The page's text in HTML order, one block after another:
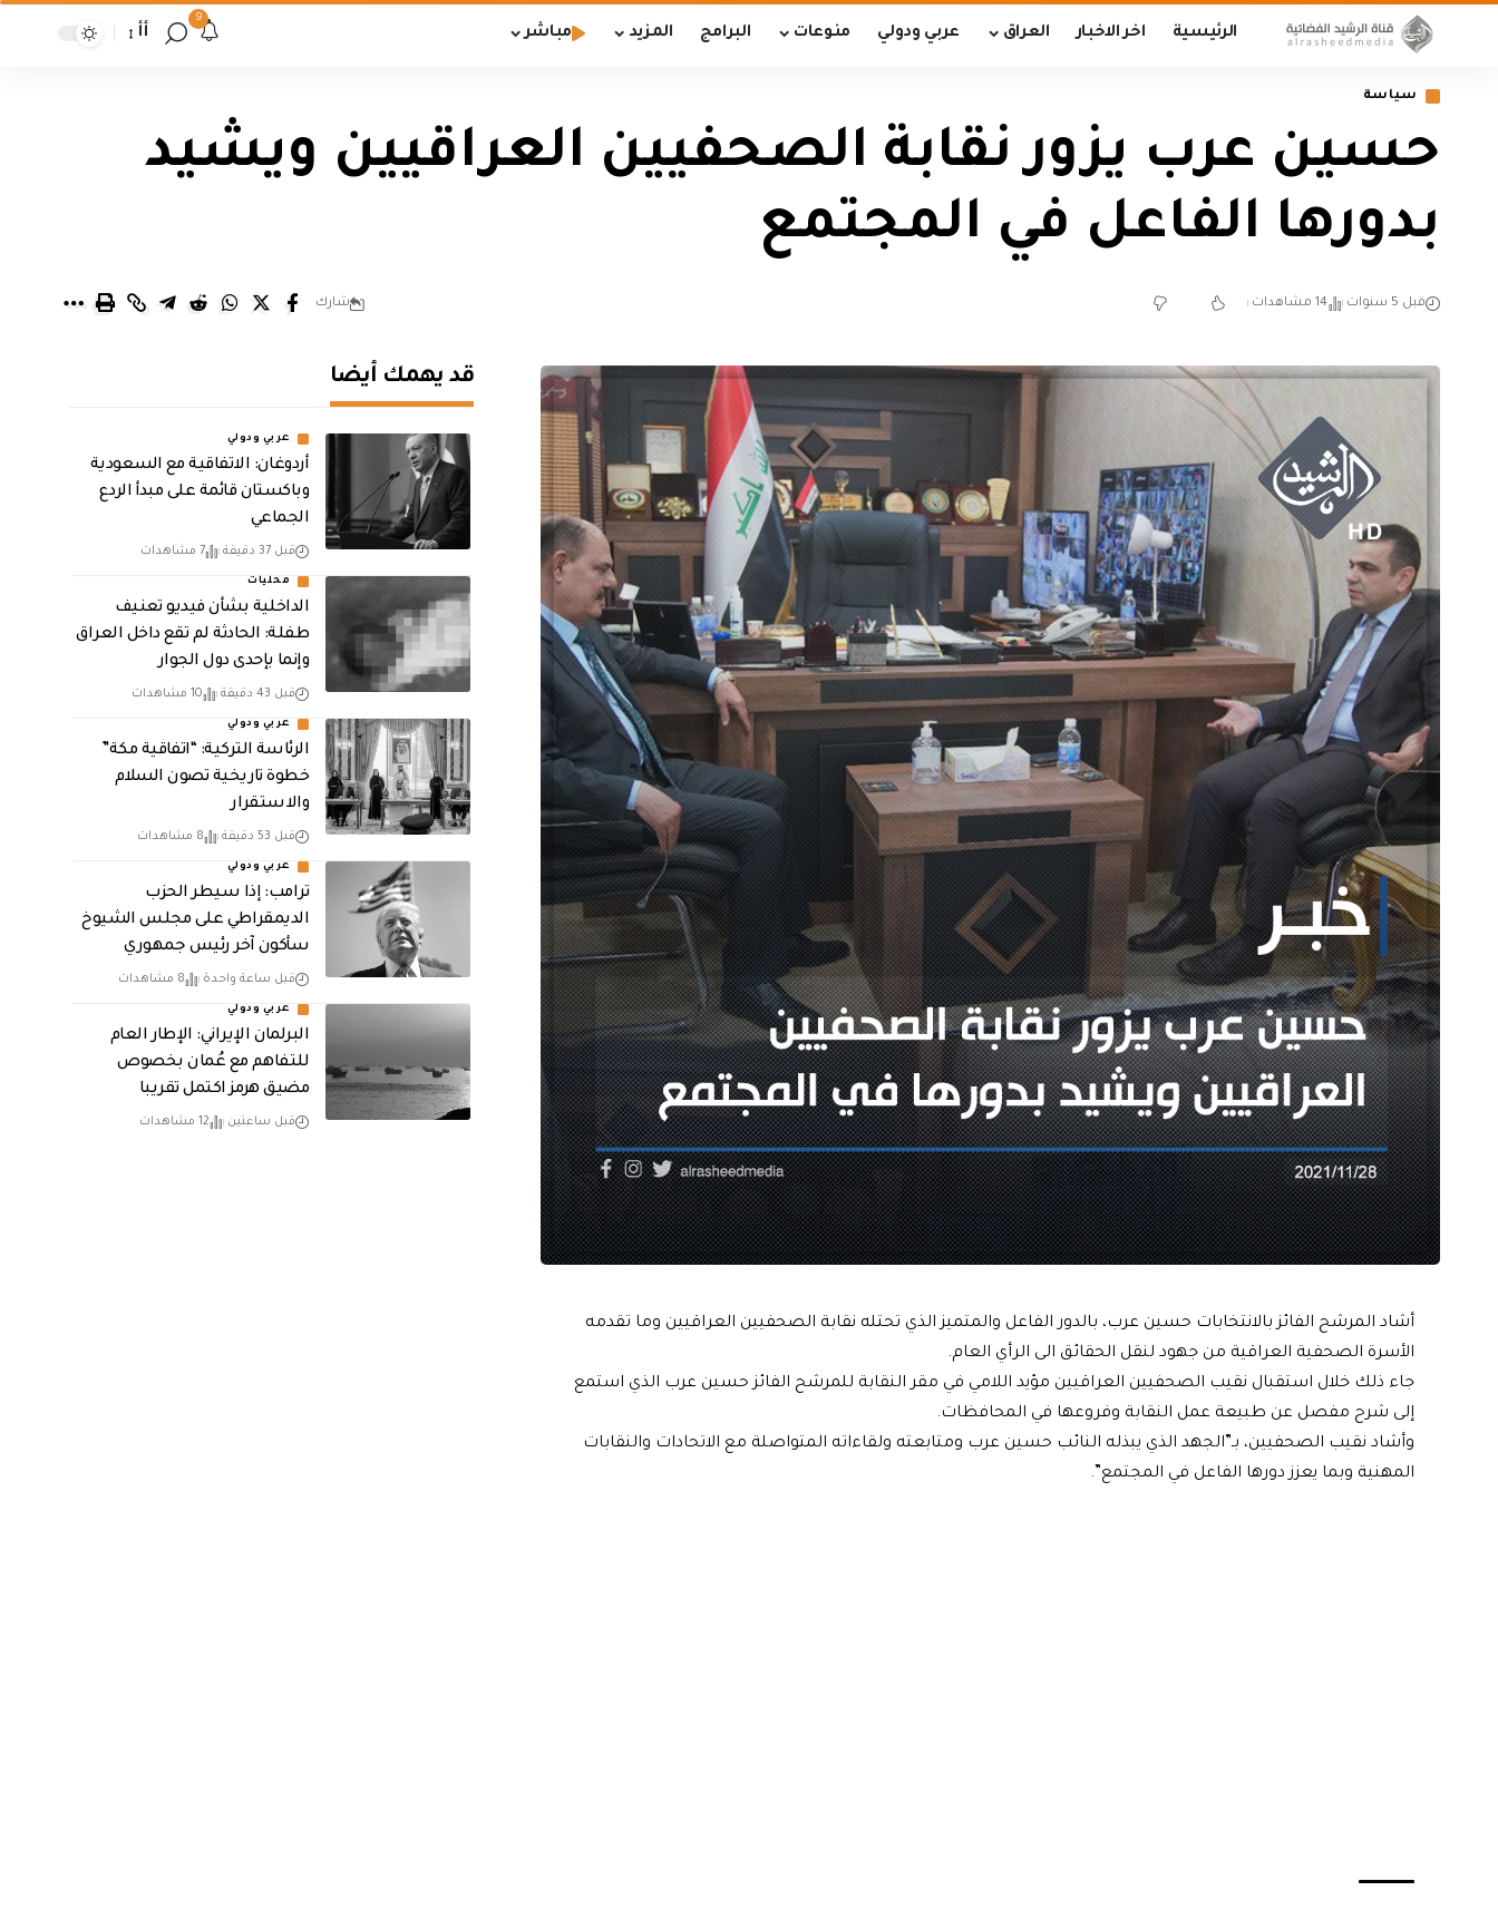
الرئيسية اخر الاخبار العراق عربي ودولي منوعات البرامج المزيد مباشر
9
أأ
سياسة
حسين عرب يزور نقابة الصحفيين العراقيين ويشيد
بدورها الفاعل في المجتمع
قبل 5 سنوات 14 مشاهدات شارك
أشاد المرشح الفائز بالانتخابات حسين عرب، بالدور الفاعل والمتميز الذي تحتله نقابة الصحفيين العراقيين وما تقدمه
الأسرة الصحفية العراقية من جهود لنقل الحقائق الى الرأي العام.
جاء ذلك خلال استقبال نقيب الصحفيين العراقيين مؤيد اللامي في مقر النقابة للمرشح الفائز حسين عرب الذي استمع
إلى شرح مفصل عن طبيعة عمل النقابة وفروعها في المحافظات.
وأشاد نقيب الصحفيين، بـ”الجهد الذي يبذله النائب حسين عرب ومتابعته ولقاءاته المتواصلة مع الاتحادات والنقابات
المهنية وبما يعزز دورها الفاعل في المجتمع”.
قد يهمك أيضا
عربي ودولي
أردوغان: الاتفاقية مع السعودية
وباكستان قائمة على مبدأ الردع
الجماعي
قبل 37 دقيقة 7 مشاهدات
محليات
الداخلية بشأن فيديو تعنيف
طفلة: الحادثة لم تقع داخل العراق
وإنما بإحدى دول الجوار
قبل 43 دقيقة 10 مشاهدات
عربي ودولي
الرئاسة التركية: “اتفاقية مكة”
خطوة تاريخية تصون السلام
والاستقرار
قبل 53 دقيقة 8 مشاهدات
عربي ودولي
ترامب: إذا سيطر الحزب
الديمقراطي على مجلس الشيوخ
سأكون آخر رئيس جمهوري
قبل ساعة واحدة 8 مشاهدات
عربي ودولي
البرلمان الإيراني: الإطار العام
للتفاهم مع عُمان بخصوص
مضيق هرمز اكتمل تقريبا
قبل ساعتين 12 مشاهدات